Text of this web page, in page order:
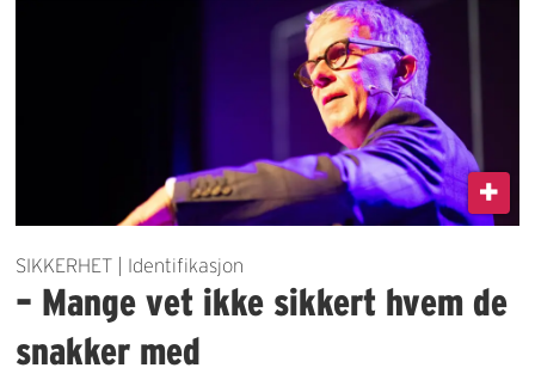
SIKKERHET | Identifikasjon
– Mange vet ikke sikkert hvem de
snakker med